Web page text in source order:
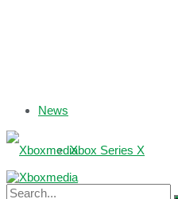
News
Xbox Series X